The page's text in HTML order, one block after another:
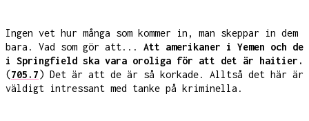
Ingen vet hur många som kommer in, man skeppar in dem
bara. Vad som gör att... Att amerikaner i Yemen och de
i Springfield ska vara oroliga för att det är haitier.
(705.7) Det är att de är så korkade. Alltså det här är
väldigt intressant med tanke på kriminella.